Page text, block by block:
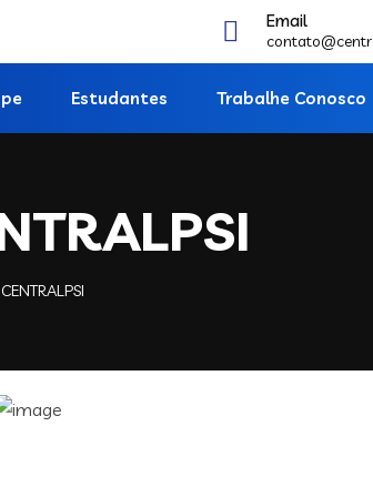
Email
Estudantes Trabalhe Conosco
CENTRALPSI